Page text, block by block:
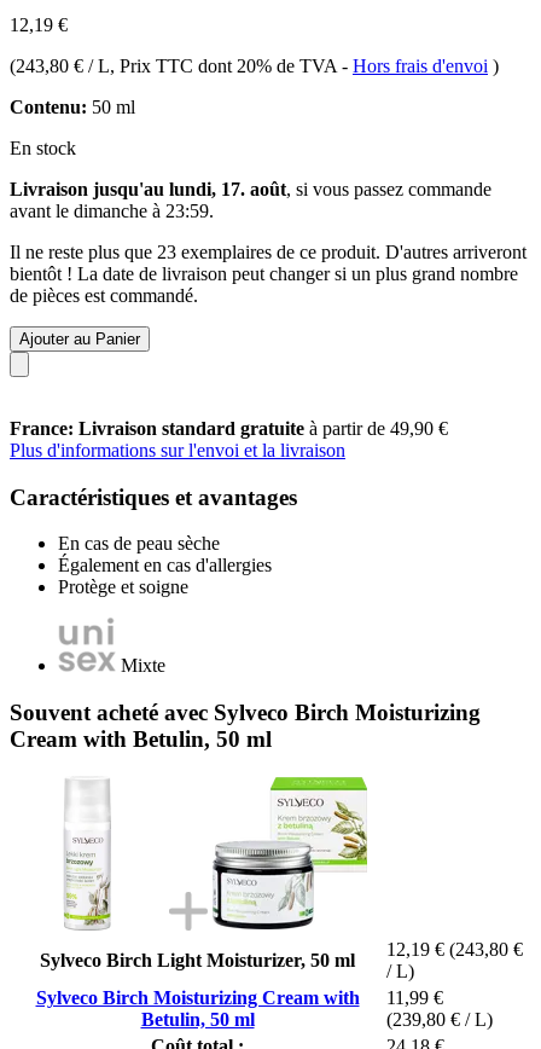
12,19 €
(243,80 € / L, Prix TTC dont 20% de TVA - Hors frais d'envoi )
Contenu: 50 ml
En stock
Livraison jusqu'au lundi, 17. août, si vous passez commande
avant le dimanche à 23:59.
Il ne reste plus que 23 exemplaires de ce produit. D'autres arriveront
bientôt ! La date de livraison peut changer si un plus grand nombre
de pièces est commandé.
Ajouter au Panier
France: Livraison standard gratuite à partir de 49,90 €
Plus d'informations sur l'envoi et la livraison
Caractéristiques et avantages
En cas de peau sèche
Également en cas d'allergies
Protège et soigne
Mixte
Souvent acheté avec Sylveco Birch Moisturizing
Cream with Betulin, 50 ml
Sylveco Birch Light Moisturizer, 50 ml
12,19 € (243,80 €
/ L)
Sylveco Birch Moisturizing Cream with
Betulin, 50 ml
11,99 €
(239,80 € / L)